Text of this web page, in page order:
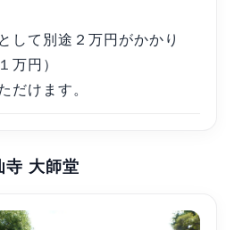
して別途２万円がかかり
万円）
だけます。
寺 大師堂